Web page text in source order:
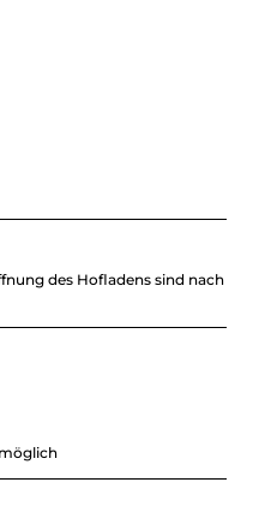
des Hofladens sind nach